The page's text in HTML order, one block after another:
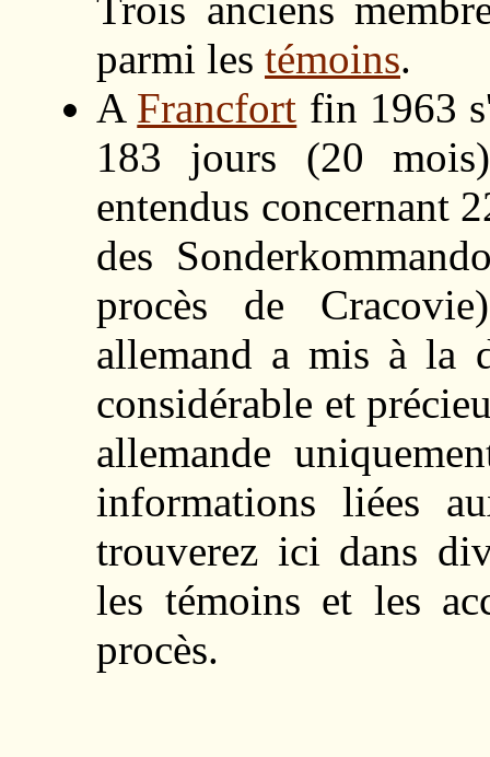
parmi les témoins.
A Francfort fin 1963
183 jours (20
entendus concernant
des
procès de
allemand a mis à la
considérable et
allemande
informations liées
trouverez ici dans
les témoins et les
procès.